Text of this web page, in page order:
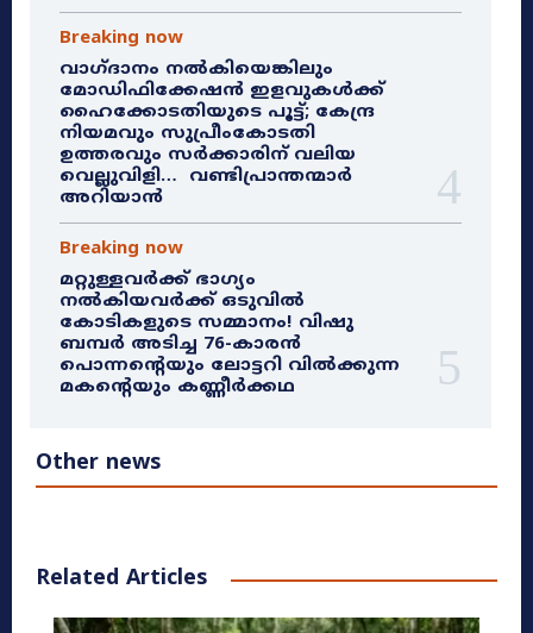
Breaking now
വാഗ്ദാനം നൽകിയെങ്കിലും
മോഡിഫിക്കേഷൻ ഇളവുകൾക്ക്
ഹൈക്കോടതിയുടെ പൂട്ട്; കേന്ദ്ര
നിയമവും സുപ്രീംകോടതി
ഉത്തരവും സർക്കാരിന് വലിയ
വെല്ലുവിളി… വണ്ടിപ്രാന്തന്മാർ
അറിയാൻ
Breaking now
മറ്റുള്ളവർക്ക് ഭാഗ്യം
നൽകിയവർക്ക് ഒടുവിൽ
കോടികളുടെ സമ്മാനം! വിഷു
ബമ്പർ അടിച്ച 76-കാരൻ
പൊന്നന്റെയും ലോട്ടറി വിൽക്കുന്ന
മകന്റെയും കണ്ണീർക്കഥ
Other news
Related Articles